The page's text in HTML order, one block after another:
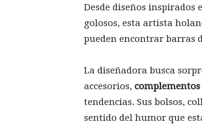
Desde diseños
golosos, esta artista
pueden encontrar barras
La diseñadora busca
accesorios, complementos
tendencias. Sus bolsos,
sentido del humor que